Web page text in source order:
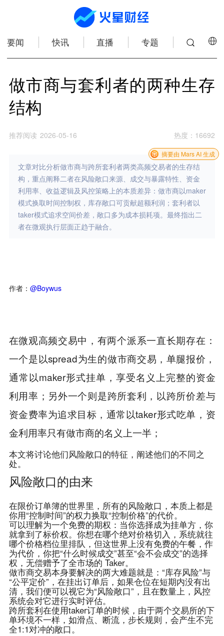
要闻 快讯 直播 专题
做市商与套利者的两种生存
结构
推荐阅读 2026-05-16 热度 ： 16692
文章对比分析做市商与跨所套利者两类高频交易者的生存结
构，重点阐释二者在风险敞口来源、成交与暴露特性、资金
利用率、收益逻辑及风控策略上的本质差异：做市商以maker
模式换取时间控制权，库存敞口可贡献超额利润；套利者以
taker模式追求空间价差，敞口多为成本损耗项。最终指出二
者在微观执行层面正趋于融合。
摘要由 Mars AI 生成
作者： @Boywus
在微观高频交易中，有两个派系一直长期存在：
一个是以spread为生的做市商交易，单腿报价，
通常以maker形式挂单，享受名义上完整的资金
利用率；另外一个则是跨所套利，以跨所价差与
资金费率为追求目标，通常以taker形式吃单，资
金利用率只有做市商的名义上一半；
本文将讨论他们风险敞口的特征，阐述他们的不同之
处。
风险敞口的由来
在限价订单簿的世界里，所有的风险敞口，本质上都是
你用“控制时间”的权力换取“控制价格”的代价。
可以理解为一个免费的期权：当你选择成为挂单方，你
就拿到了标价权。你想在哪个绝对价格切入，系统就往
哪个价格档位里排队，但这世界上没有免费的午餐，作
为代价，你把“什么时候成交”甚至“会不会成交”的选择
权，无偿赠予了全市场的 Taker。
做市商交易本身要解决的两大难题就是：“库存风险”与
“公平定价”，在挂出订单后，如果仓位在短期内没有出
清，我们便可以视它为“风险敞口”，且在数量上，风控
系统会对它进行实时评估。
跨所套利在使用taker订单的时候，由于两个交易所的下
单环境不一样，如滑点、断流，步长规则，会产生不完
全1:1对冲的敞口。